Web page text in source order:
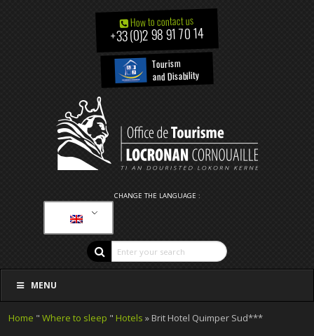
How to contact us
+33 (0)2 98 91 70 14
Tourism
and Disability
CHANGE THE LANGUAGE :
MENU
Home "Where to sleep " Hotels » Brit Hotel Quimper Sud***